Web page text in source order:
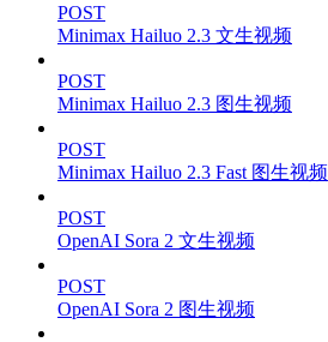
POST
Minimax Hailuo 2.3 文生视频
POST
Minimax Hailuo 2.3 图生视频
POST
Minimax Hailuo 2.3 Fast 图生视频
POST
OpenAI Sora 2 文生视频
POST
OpenAI Sora 2 图生视频